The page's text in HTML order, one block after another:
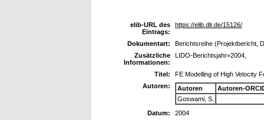
elib-URL des
Eintrags:
https://elib.dlr.de/15126/
Dokumentart:
Berichtsreihe (Projektbericht,
Zusätzliche
Informationen:
LIDO-Berichtsjahr=2004,
Titel:
FE Modelling of High Velocity
Autoren:
Autoren
Autoren-
Goswami, S.
Datum:
2004